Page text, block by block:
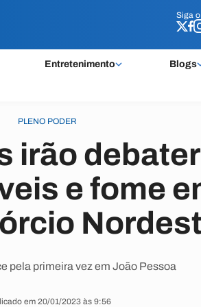
Siga o
Entretenimento Blogs
Siga o
PLENO PODER
irão
e fome
pela primeira vez em João Pessoa
em 20/01/2023 às 9:56